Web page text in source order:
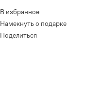
В избранное
Намекнуть о подарке
Поделиться